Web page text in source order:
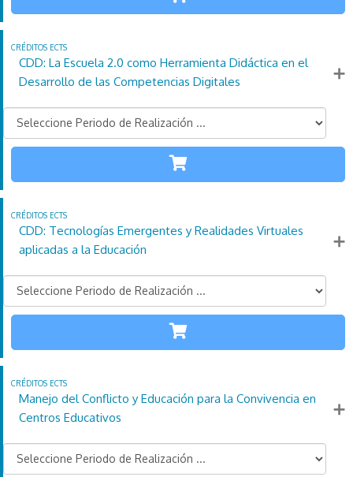
110 4Créditos
21
Más información
CDD: La Escuela 2.0 como Herramienta Didáctica en el
Desarrollo de las Competencias Digitales
ETAPAS
110 4Créditos
21
Más información
CDD: Tecnologías Emergentes y Realidades Virtuales
aplicadas a la Educación
ETAPAS
110 4Créditos
21
Más información
Manejo del Conflicto y Educación para la Convivencia en
Centros Educativos